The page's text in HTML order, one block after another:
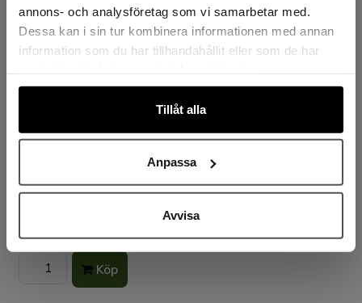
annons- och analysföretag som vi samarbetar med.
Dessa kan i sin tur kombinera informationen med annan
information som du har tillhandahållit eller som de har
Tillåt alla
Anpassa
Avvisa
Jäskorg rektangulär 500 g 240 x 125
10474
exkl. moms
Köp